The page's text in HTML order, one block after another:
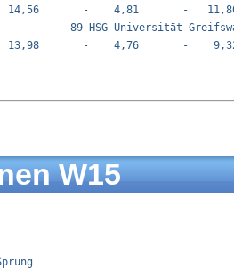
14,56       -    4,81       -
89 HSG Universität
13,98       -    4,76       -
W15
Sprung